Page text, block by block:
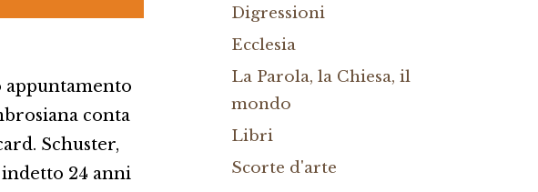
appuntamento
conta
Schuster,
24 anni
Digressioni
Ecclesia
La Parola, la Chiesa, il
mondo
Libri
Scorte d'arte